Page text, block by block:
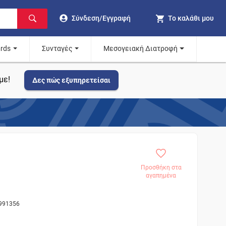
Σύνδεση/Εγγραφή Το καλάθι μου
Συνταγές Μεσογειακή Διατροφή
Δες πώς εξυπηρετείσαι
Προσθήκη στα
αγαπημένα